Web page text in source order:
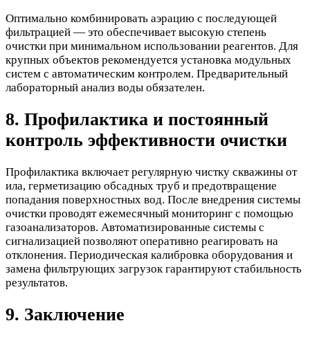
Оптимально комбинировать аэрацию с последующей
фильтрацией — это обеспечивает высокую степень
очистки при минимальном использовании реагентов. Для
крупных объектов рекомендуется установка модульных
систем с автоматическим контролем. Предварительный
лабораторный анализ воды обязателен.
8. Профилактика и постоянный
контроль эффективности очистки
Профилактика включает регулярную чистку скважины от
ила, герметизацию обсадных труб и предотвращение
попадания поверхностных вод. После внедрения системы
очистки проводят ежемесячный мониторинг с помощью
газоанализаторов. Автоматизированные системы с
сигнализацией позволяют оперативно реагировать на
отклонения. Периодическая калибровка оборудования и
замена фильтрующих загрузок гарантируют стабильность
результатов.
9. Заключение